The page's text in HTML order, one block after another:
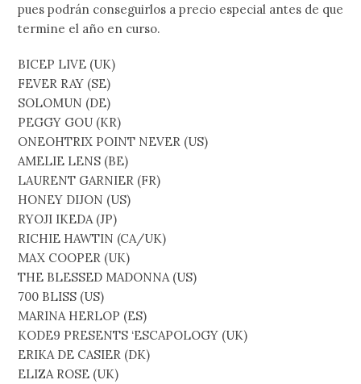
pues podrán conseguirlos a precio especial antes de que
termine el año en curso.
BICEP LIVE (UK)
FEVER RAY (SE)
SOLOMUN (DE)
PEGGY GOU (KR)
ONEOHTRIX POINT NEVER (US)
AMELIE LENS (BE)
LAURENT GARNIER (FR)
HONEY DIJON (US)
RYOJI IKEDA (JP)
RICHIE HAWTIN (CA/UK)
MAX COOPER (UK)
THE BLESSED MADONNA (US)
700 BLISS (US)
MARINA HERLOP (ES)
KODE9 PRESENTS ‘ESCAPOLOGY (UK)
ERIKA DE CASIER (DK)
ELIZA ROSE (UK)